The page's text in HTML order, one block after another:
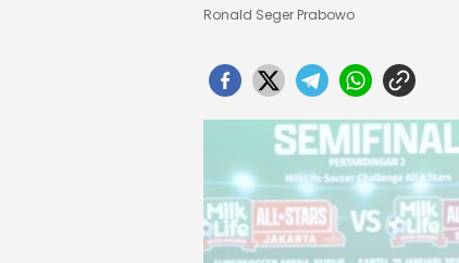
Ronald Seger Prabowo